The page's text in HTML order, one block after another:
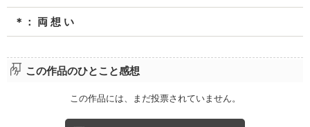
＊： 両 想 い
この作品のひとこと感想
この作品には、まだ投票されていません。